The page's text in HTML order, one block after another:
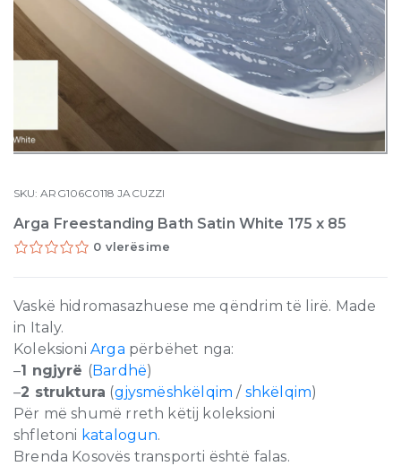
SKU:ARG106C0118 JACUZZI
Arga Freestanding Bath Satin White 175 x 85
0 vlerësime
Vaskë hidromasazhuese me qëndrim të lirë. Made
in Italy.
Koleksioni Arga përbëhet nga:
–1 ngjyrë (Bardhë)
–2 struktura (gjysmëshkëlqim / shkëlqim)
Për më shumë rreth këtij koleksioni
shfletoni katalogun.
Brenda Kosovës transporti është falas.